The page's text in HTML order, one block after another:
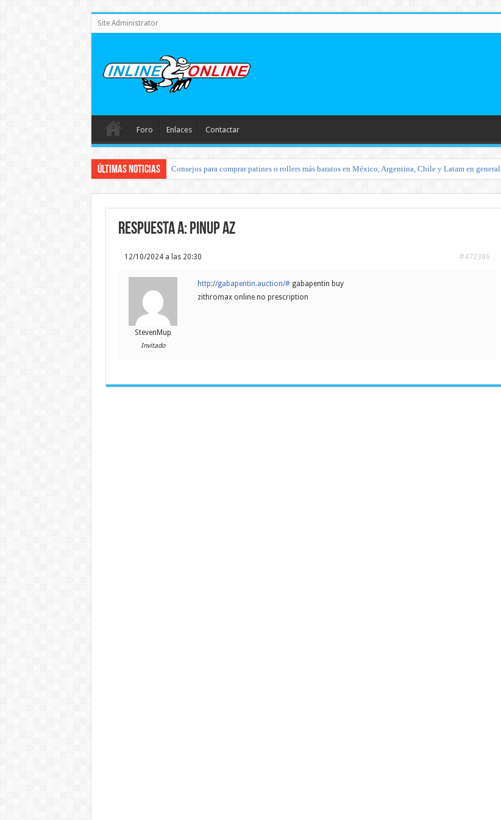
Site Administrator
Foro Enlaces Contactar
Últimas noticias Consejos para comprar patines o rollers más baratos en México, Argentina, Chile y Latam en general
Respuesta a: pinup az
12/10/2024 a las 20:30 #472386
StevenMup
Invitado
http://gabapentin.auction/#gabapentin buy
zithromax online no prescription